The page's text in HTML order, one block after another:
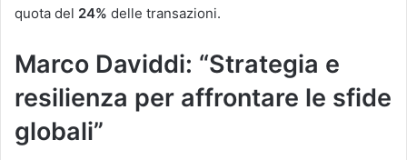
quota del 24% delle transazioni.
Marco Daviddi: “Strategia e
resilienza per affrontare le sfide
globali”